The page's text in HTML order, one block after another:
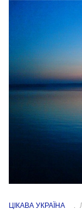
ЦІКАВА УКРАЇНА